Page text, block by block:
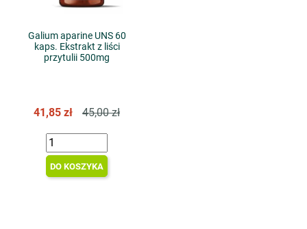
Galium aparine UNS 60
kaps. Ekstrakt z liści
przytulii 500mg
41,85 zł 45,00 zł
DO KOSZYKA